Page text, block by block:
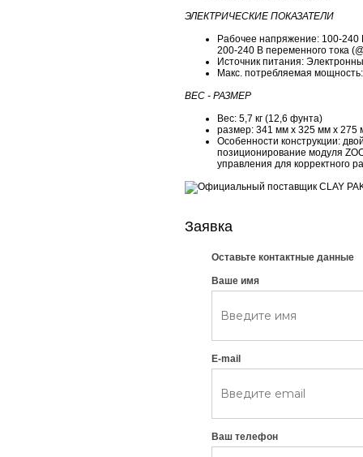
ЭЛЕКТРИЧЕСКИЕ ПОКАЗАТЕЛИ
Рабочее напряжение: 100-240
200-240 В переменного тока
Источник питания:
Макс. потребляемая
ВЕС - РАЗМЕР
Вес: 5,7 кг (12,6 фунта)
размер: 341 мм x 325 мм x 275
Особенности конструкции:
позиционирование модуля
управления для корректного
Заявка
Оставьте контактные данные
Ваше имя
E-mail
Ваш телефон